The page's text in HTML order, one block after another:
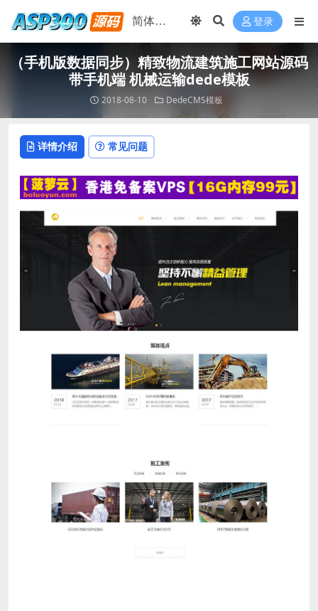
登录
（手机版数据同步）精致物流建筑施工网站源码
带手机端 机械运输dede模板
2018-08-10 DedeCMS模板
详情介绍 常见问题